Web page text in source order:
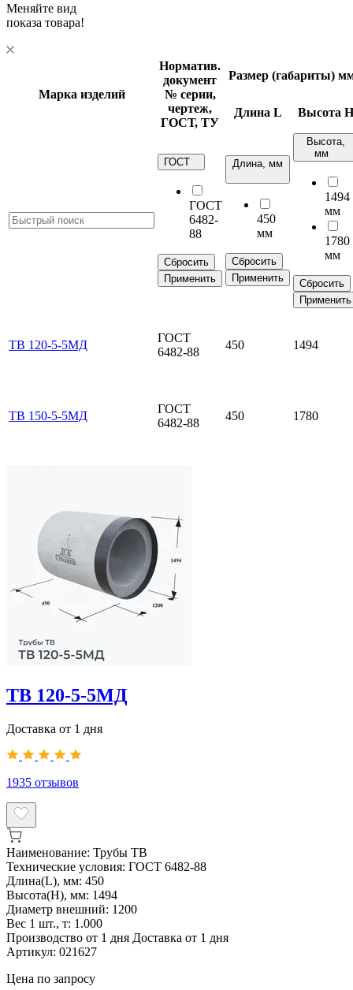
Меняйте вид
показа товара!
Марка изделий
Норматив.
документ
№ серии,
чертеж,
ГОСТ, ТУ
Размер (габариты)
Длина L Высота H
ГОСТ
ГОСТ
6482-
88
Сбросить
Применить
Длина, мм
450
мм
Сбросить
Применить
Высота,
мм
1494
мм
1780
мм
Сбросить
Применить
ТВ 120-5-5МД
ГОСТ
6482-88
450 1494
ТВ 150-5-5МД
ГОСТ
6482-88
450 1780
ТВ 120-5-5МД
Доставка от 1 дня
1935 отзывов
Наименование: Трубы ТВ
Технические условия: ГОСТ 6482-88
Длина(L), мм: 450
Высота(H), мм: 1494
Диаметр внешний: 1200
Вес 1 шт., т: 1.000
Производство от 1 дня Доставка от 1 дня
Артикул: 021627
Цена по запросу